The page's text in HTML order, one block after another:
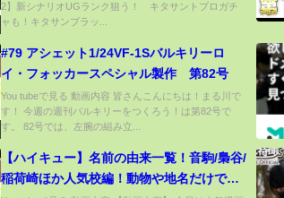
【NottinTV のっちんTV ウマ娘プリティー
ダービー】
2】新シナリオUGランク狙う！ キタサントプロガチ
ャも！キタサンブラッ...
#79 アシェット1/24VF-1Sバルキリーロ
イ・フォッカースペシャル製作 第82号
You tubeで見る 動画内容 皆さんこんにちは！まる川で
す！ 今週の週刊バルキリーをつくろう！は第82号で
す。 82号では、左腕の組み立...
【ハイキュー】名前の由来一覧！音駒/梟谷/
稲荷崎ほか人気校編！動物や地名だけでな